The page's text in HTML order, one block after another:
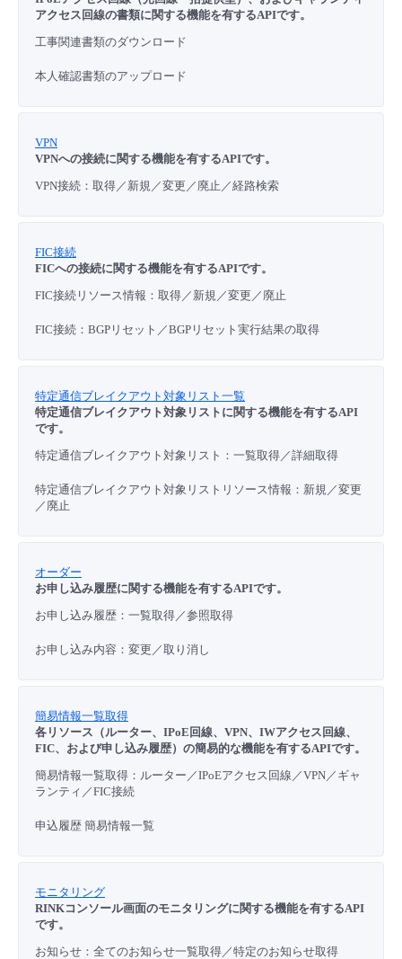
アクセス回線の書類に関する機能を有するAPIです。
工事関連書類のダウンロード
本人確認書類のアップロード
VPN
VPNへの接続に関する機能を有するAPIです。
VPN接続：取得／新規／変更／廃止／経路検索
FIC接続
FICへの接続に関する機能を有するAPIです。
FIC接続リソース情報：取得／新規／変更／廃止
FIC接続：BGPリセット／BGPリセット実行結果の取得
特定通信ブレイクアウト対象リスト一覧
特定通信ブレイクアウト対象リストに関する機能を有するAPI
です。
特定通信ブレイクアウト対象リスト：一覧取得／詳細取得
特定通信ブレイクアウト対象リストリソース情報：新規／変更
／廃止
オーダー
お申し込み履歴に関する機能を有するAPIです。
お申し込み履歴：一覧取得／参照取得
お申し込み内容：変更／取り消し
簡易情報一覧取得
各リソース（ルーター、IPoE回線、VPN、IWアクセス回線、
FIC、および申し込み履歴）の簡易的な機能を有するAPIです。
簡易情報一覧取得：ルーター／IPoEアクセス回線／VPN／ギャ
ランティ／FIC接続
申込履歴 簡易情報一覧
モニタリング
RINKコンソール画面のモニタリングに関する機能を有するAPI
です。
お知らせ：全てのお知らせ一覧取得／特定のお知らせ取得